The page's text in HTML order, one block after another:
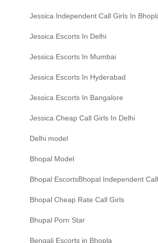
Jessica Independent Call Girls In
Jessica Escorts In Delhi
Jessica Escorts In Mumbai
Jessica Escorts In Hyderabad
Jessica Escorts In Bangalore
Jessica Cheap Call Girls In Delhi
Delhi model
Bhopal Model
Bhopal EscortsBhopal Independent
Bhopal Cheap Rate Call Girls
Bhupal Porn Star
Bengali Escorts in Bhopla